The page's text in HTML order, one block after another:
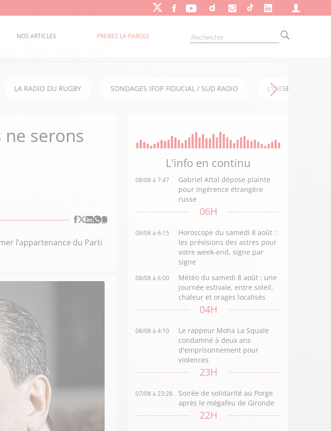
NOS ARTICLES PRENEZ LA PAROLE
LA RADIO DU RUGBY SONDAGES IFOP FIDUCIAL / SUD RADIO L'OBSERVATOIRE
ne serons
l’appartenance du Parti
L'info en continu
08/08 à 7:47
Gabriel Attal dépose plainte
pour ingérence étrangère
russe
06H
08/08 à 6:15
Horoscope du samedi 8 août :
les prévisions des astres pour
votre week-end, signe par
signe
08/08 à 6:00
Météo du samedi 8 août : une
journée estivale, entre soleil,
chaleur et orages localisés
04H
08/08 à 4:10
Le rappeur Moha La Squale
condamné à deux ans
d'emprisonnement pour
violences
23H
07/08 à 23:28
Soirée de solidarité au Porge
après le mégafeu de Gironde
22H